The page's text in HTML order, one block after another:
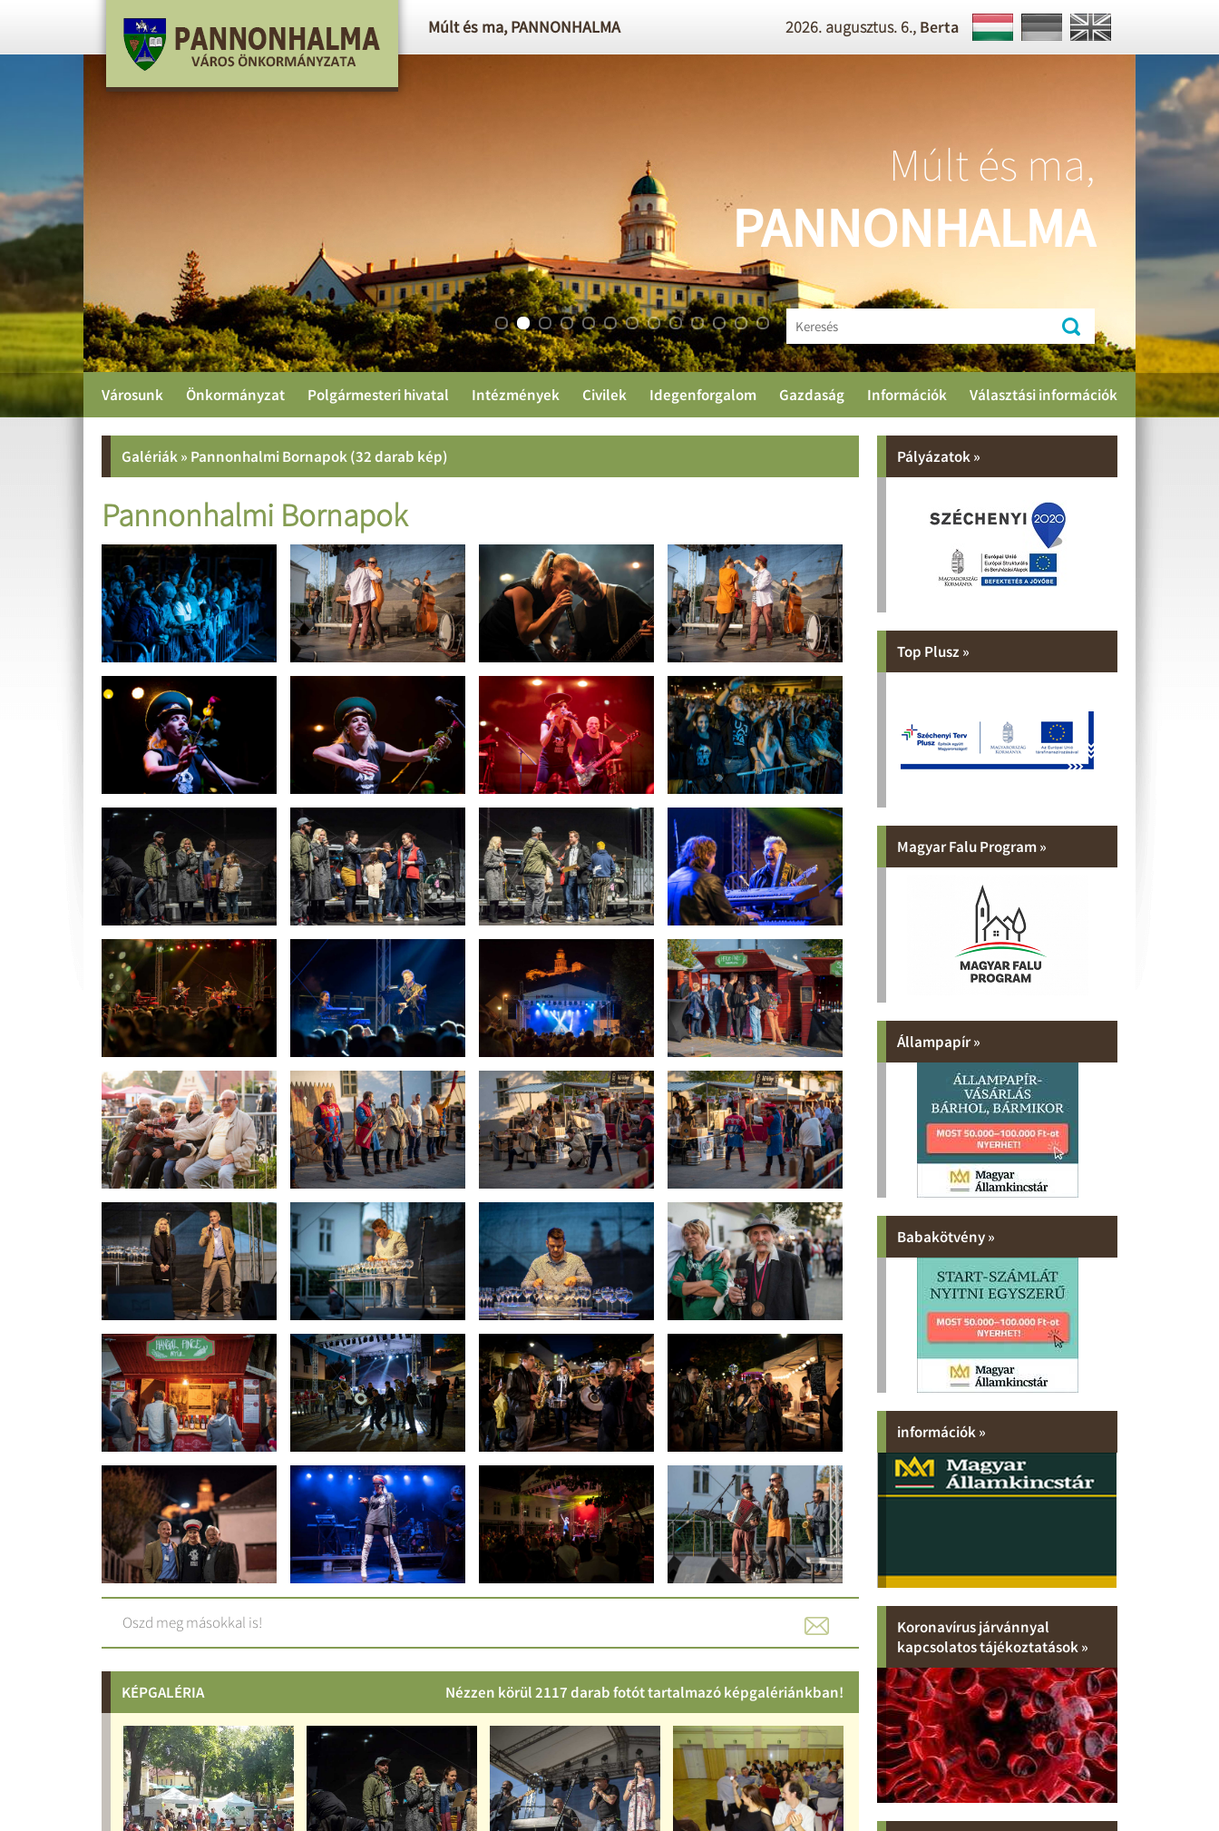
Múlt és ma,
PANNONHALMA
Múlt és ma,PANNONHALMA 2026. augusztus. 6., Berta
Városunk Önkormányzat Polgármesteri hivatal Intézmények Civilek Idegenforgalom Gazdaság Információk Választási információk
Galériák» Pannonhalmi Bornapok (32 darab kép)
Pannonhalmi Bornapok
Oszd meg másokkal is!
KÉPGALÉRIA Nézzen körül 2117 darab fotót tartalmazó képgalériánkban!
Pályázatok »
Top Plusz »
Magyar Falu Program »
Állampapír »
Babakötvény »
információk »
Koronavírus járvánnyal
kapcsolatos tájékoztatások »